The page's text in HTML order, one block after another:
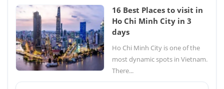
16 Best Places to visit in
Ho Chi Minh City in 3
days
Ho Chi Minh City is one of the
most dynamic spots in Vietnam.
There...